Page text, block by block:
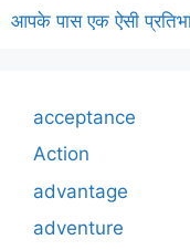
आपके पास एक ऐसी
acceptance
Action
advantage
adventure